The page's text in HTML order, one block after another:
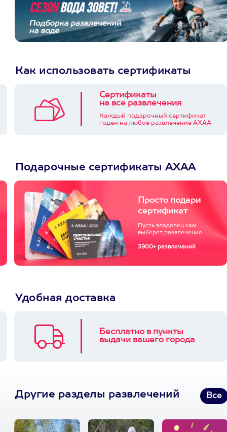
Как использовать сертификаты
Сертификаты
на все развлечения
Каждый подарочный сертификат
годен на любое развлечение АХАА
Подарочные сертификаты АХАА
Просто подари
сертификат
Пусть владелец сам
выберет развлечение.
3900+ развлечений
Удобная доставка
Бесплатно в пункты
выдачи вашего города
Другие разделы развлечений Все